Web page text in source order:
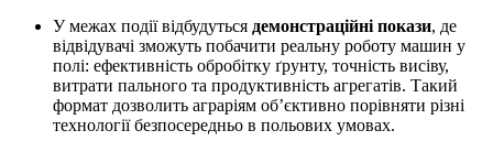
У межах події відбудуться демонстраційні покази, де
відвідувачі зможуть побачити реальну роботу машин у
полі: ефективність обробітку ґрунту, точність висіву,
витрати пального та продуктивність агрегатів. Такий
формат дозволить аграріям об’єктивно порівняти різні
технології безпосередньо в польових умовах.